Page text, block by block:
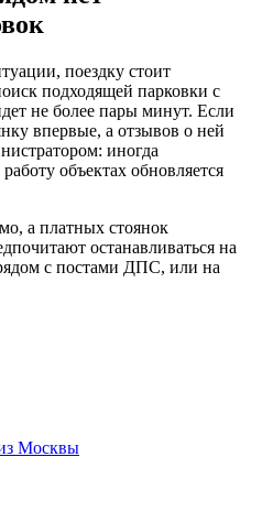
поездку стоит
подходящей парковки с
не более пары минут. Если
впервые, а отзывов о ней
иногда
объектах обновляется
а платных стоянок
останавливаться на
с постами ДПС, или на
Москвы